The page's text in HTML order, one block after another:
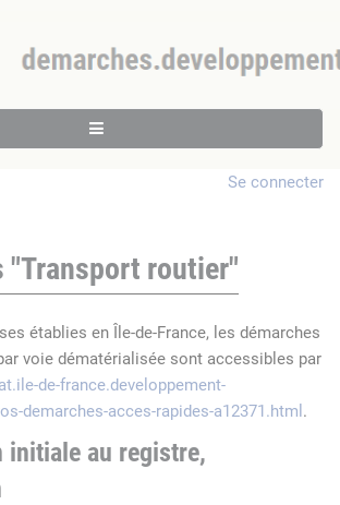
Se connecter
"Transport routier"
établies en Île-de-France, les démarches
voie dématérialisée sont accessibles par
de-france.developpement-
demarches-acces-rapides-a12371.html .
initiale au registre,